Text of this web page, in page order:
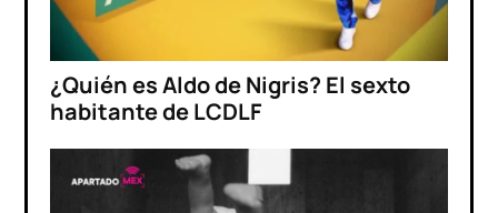
¿Quién es Aldo de Nigris? El sexto
habitante de LCDLF